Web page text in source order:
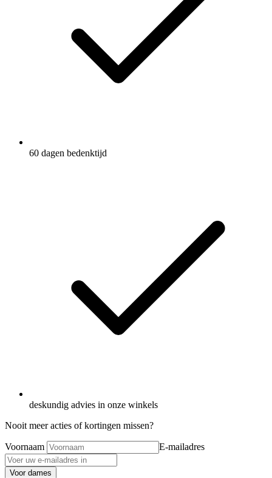
60 dagen bedenktijd
deskundig advies in onze winkels
Nooit meer acties of kortingen missen?
Voornaam E-mailadres
Voor dames